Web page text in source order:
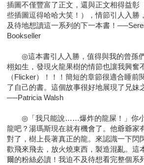
插圖不僅豐富了正文，還與正文相得益彰
些插圖逗得哈哈大笑！），情節引人入勝
及待地想讀這一系列的下一本書！
Bookseller
◎這本書引人入勝，值得與我的曾孫
栩如生，發現火龍果樹的情節也讓我興奮
（Flicker）！！！簡短的章節很適合睡前
了自己的書。這個故事很好地展現了兄妹
──Patricia Walsh
◎「我只能說……爆炸的龍屎！」你小
龍吧？湯瑪斯現在就有機會了。他爺爺家
對了，樹上長著真正的龍。來認識一下閃
歡飛來飛去，放火燒東西，製造混亂。這
爾的粉絲必讀！我迫不及待想看完整個系